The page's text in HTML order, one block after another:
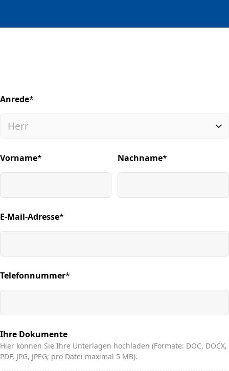
Anrede*
(required)
Vorname*
(required) Nachname*
(required)
E-Mail-Adresse*
(required)
Telefonnummer*
(required)
Ihre Dokumente
Hier können Sie Ihre Unterlagen hochladen (Formate: DOC, DOCX,
PDF, JPG, JPEG; pro Datei maximal 5 MB).